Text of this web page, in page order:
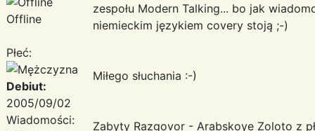
Offline
Płeć:
Debiut:
2005/09/02
Wiadomości:
zespołu Modern Talking... bo jak
niemieckim językiem covery stoją ;-)
Miłego słuchania :-)
Zabyty Razgovor - Arabskoye Zoloto z